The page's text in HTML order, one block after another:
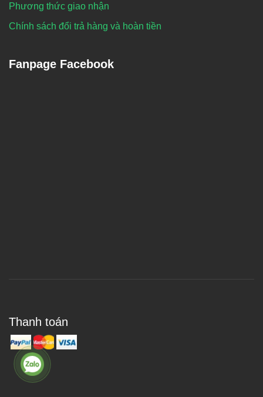
Phương thức giao nhận
Chính sách đổi trả hàng và hoàn tiền
Fanpage Facebook
Thanh toán